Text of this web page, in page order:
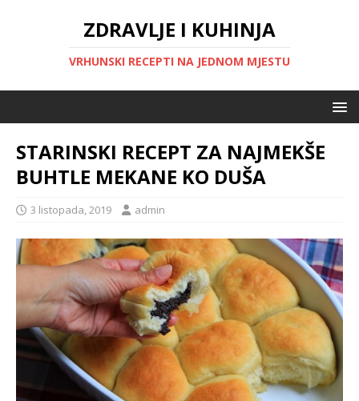
ZDRAVLJE I KUHINJA
VRHUNSKI RECEPTI NA JEDNOM MJESTU
STARINSKI RECEPT ZA NAJMEKŠE
BUHTLE MEKANE KO DUŠA
3 listopada, 2019 admin